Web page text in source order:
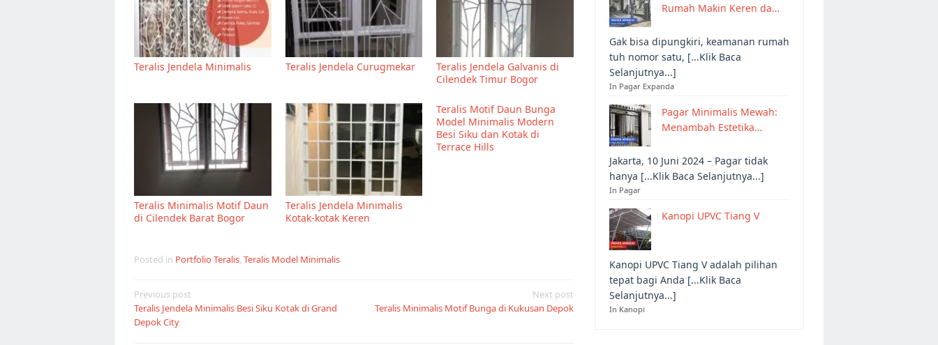
Teralis Jendela Minimalis Teralis Jendela Curugmekar
Teralis Jendela Galvanis di
Cilendek Timur Bogor
Teralis Minimalis Motif Daun
di Cilendek Barat Bogor
Teralis Jendela Minimalis
Kotak-kotak Keren
Teralis Motif Daun Bunga
Model Minimalis Modern
Besi Siku dan Kotak di
Terrace Hills
Posted in Portfolio Teralis, Teralis Model Minimalis
Post
navigation
Previous post
Teralis Jendela Minimalis Besi Siku Kotak di Grand
Depok City
Next post
Teralis Minimalis Motif Bunga di Kukusan Depok
Rumah Makin Keren da…
Gak bisa dipungkiri, keamanan rumah
tuh nomor satu, [...Klik Baca
Selanjutnya...]
In Pagar Expanda
Pagar Minimalis Mewah:
Menambah Estetika…
Jakarta, 10 Juni 2024 – Pagar tidak
hanya [...Klik Baca Selanjutnya...]
In Pagar
Kanopi UPVC Tiang V
Kanopi UPVC Tiang V adalah pilihan
tepat bagi Anda [...Klik Baca
Selanjutnya...]
In Kanopi